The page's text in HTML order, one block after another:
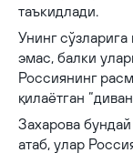
таъкидлади.
Унинг
эмас, балки
Россиянинг
қилаётган
Захарова
атаб, улар